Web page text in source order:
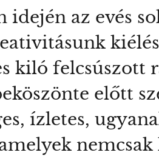
idején az evés
kiló felcsúszott
előtt
ízletes,